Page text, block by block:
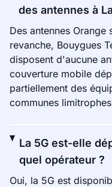
des antennes à
Des antennes Orange
revanche, Bouygues
disposent d'aucune
couverture mobile
partiellement des
communes
La 5G est-elle
quel opérateur ?
Oui, la 5G est